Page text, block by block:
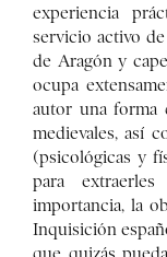
experiencia
servicio activo
de Aragón y
ocupa
autor una forma
medievales, así
(psicológicas y
para
importancia, la
Inquisición